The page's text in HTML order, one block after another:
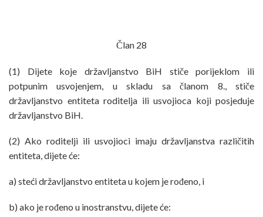
Član 28
(1) Dijete koje državljanstvo BiH stiče porijeklom ili
potpunim usvojenjem, u skladu sa članom 8., stiče
državljanstvo entiteta roditelja ili usvojioca koji posjeduje
državljanstvo BiH.
(2) Ako roditelji ili usvojioci imaju državljanstva različitih
entiteta, dijete će:
a) steći državljanstvo entiteta u kojem je rođeno, i
b) ako je rođeno u inostranstvu, dijete će: